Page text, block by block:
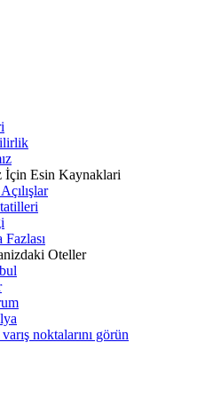
İçin Esin Kaynaklari
Fazlası
Oteller
noktalarını görün